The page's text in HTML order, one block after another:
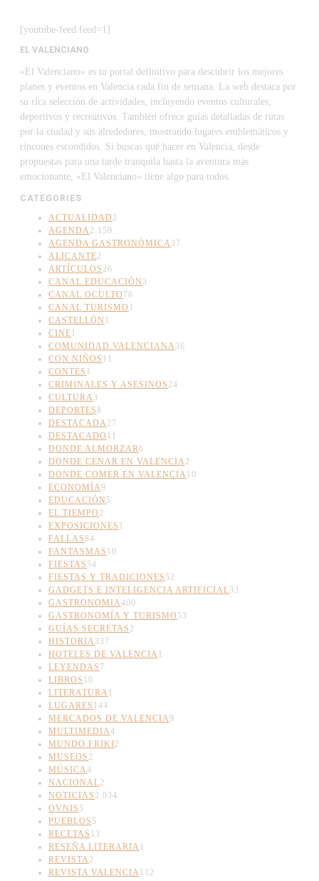
[youtube-feed feed=1]
EL VALENCIANO
«El Valenciano» es tu portal definitivo para descubrir los mejores
planes y eventos en Valencia cada fin de semana. La web destaca por
su rica selección de actividades, incluyendo eventos culturales,
deportivos y recreativos. También ofrece guías detalladas de rutas
por la ciudad y sus alrededores, mostrando lugares emblemáticos y
rincones escondidos. Si buscas qué hacer en Valencia, desde
propuestas para una tarde tranquila hasta la aventura más
emocionante, «El Valenciano» tiene algo para todos.
CATEGORIES
ACTUALIDAD 2
AGENDA 2.159
AGENDA GASTRONÓMICA 37
ALICANTE2
ARTÍCULOS 26
CANAL EDUCACIÓN 3
CANAL OCULTO 78
CANAL TURISMO 1
CASTELLÓN 1
CINE1
COMUNIDAD VALENCIANA 36
CON NIÑOS 11
CONTES 1
CRIMINALES Y ASESINOS 24
CULTURA 3
DEPORTES8
DESTACADA 27
DESTACADO 11
DONDE ALMORZAR6
DONDE CENAR EN VALENCIA 2
DONDE COMER EN VALENCIA 10
ECONOMÍA9
EDUCACIÓN 5
EL TIEMPO 2
EXPOSICIONES 1
FALLAS84
FANTASMAS 10
FIESTAS 54
FIESTAS Y TRADICIONES 52
GADGETS E INTELIGENCIA ARTIFICIAL33
GASTRONOMIA400
GASTRONOMÍA Y TURISMO 53
GUÍAS SECRETAS 2
HISTORIA 337
HOTELES DE VALENCIA 1
LEYENDAS 7
LIBROS 10
LITERATURA 1
LUGARES 144
MERCADOS DE VALENCIA9
MULTIMEDIA4
MUNDO FRIKI2
MUSEOS 2
MÚSICA4
NACIONAL2
NOTICIAS 2.034
OVNIS 5
PUEBLOS 5
RECETAS 13
RESEÑA LITERARIA 1
REVISTA 2
REVISTA VALENCIA 112